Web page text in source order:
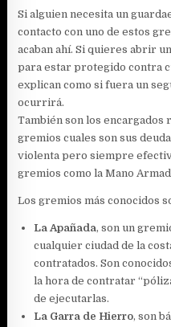
Si alguien necesita un
contacto con uno de estos
acaban ahí. Si quieres abrir
para estar protegido contra
explican como si fuera un
ocurrirá.
También son los
gremios cuales son sus
violenta pero siempre
gremios como la Mano
Los gremios más conocidos
La Apañada, son un
cualquier ciudad de la
contratados. Son
la hora de contratar
de ejecutarlas.
La Garra de Hierro, son